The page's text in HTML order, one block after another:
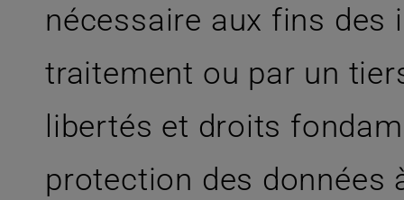
nécessaire aux fins
traitement ou par un
libertés et droits
protection des données